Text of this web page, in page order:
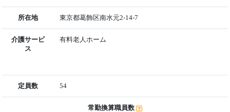
所在地 東京都葛飾区南水元2-14-7
介護サービ
ス
有料老人ホーム
定員数 54
常勤換算職員数